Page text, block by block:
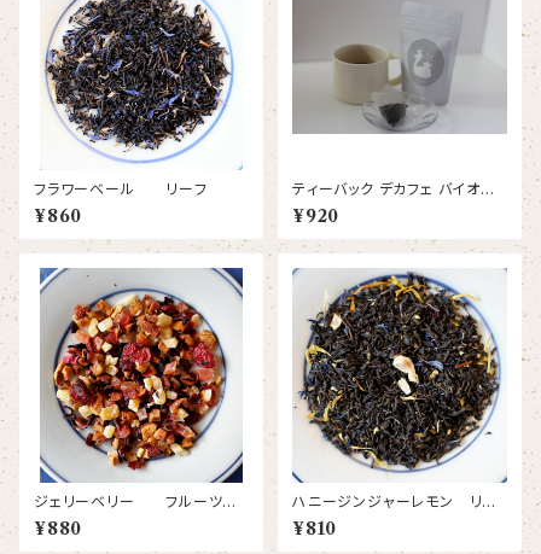
フラワーベール リーフ
¥860
ティーバック デカフェ バイオレッ
トパール
¥920
ジェリーベリー フルーツー
ティー ノンカフェイン
¥880
ハニージンジャーレモン リー
フ
¥810